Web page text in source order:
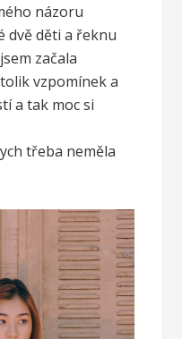
názoru
dvě děti a řeknu
začala
vzpomínek a
a tak moc si
třeba neměla